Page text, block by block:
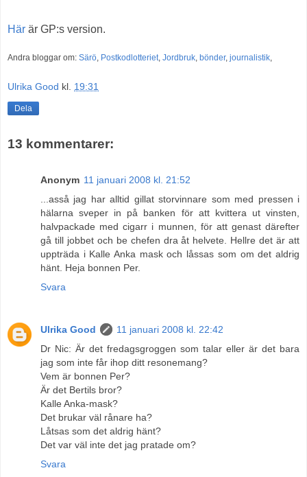
Här är GP:s version.
Andra bloggar om: Särö, Postkodlotteriet, Jordbruk, bönder, journalistik,
Ulrika Good kl. 19:31
Dela
13 kommentarer:
Anonym 11 januari 2008 kl. 21:52
...asså jag har alltid gillat storvinnare som med pressen i
hälarna sveper in på banken för att kvittera ut vinsten,
halvpackade med cigarr i munnen, för att genast därefter
gå till jobbet och be chefen dra åt helvete. Hellre det är att
uppträda i Kalle Anka mask och låssas som om det aldrig
hänt. Heja bonnen Per.
Svara
Ulrika Good
11 januari 2008 kl. 22:42
Dr Nic: Är det fredagsgroggen som talar eller är det bara
jag som inte får ihop ditt resonemang?
Vem är bonnen Per?
Är det Bertils bror?
Kalle Anka-mask?
Det brukar väl rånare ha?
Låtsas som det aldrig hänt?
Det var väl inte det jag pratade om?
Svara